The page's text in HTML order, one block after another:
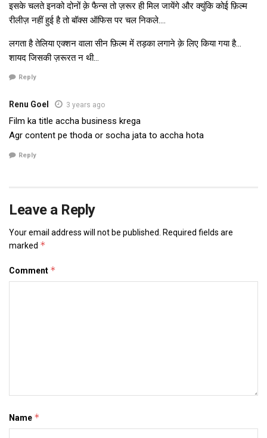
इसके चलते इनको दोनों क़े फैन्स तो ज़रूर ही मिल जायेंगे और क्युंकि कोई फ़िल्म
रीलीज़ नहीं हुई है तो बॉक्स ऑफिस पर चल निकले….
लगता है तेलिया एक्शन वाला सीन फ़िल्म में तड़का लगाने क़े लिए किया गया है…
शायद जिसकी ज़रूरत न थी…
Reply
Renu Goel 3 years ago
Film ka title accha business krega
Agr content pe thoda or socha jata to accha hota
Reply
Leave a Reply
Your email address will not be published. Required fields are
marked *
Comment *
Name *